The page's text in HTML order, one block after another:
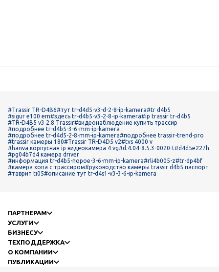
#Trassir TR-D4B6#тут tr-d4d5-v3-d-2-8-ip-kamera#tr d4b5
#sigur e100 em#здесь tr-d4b5-v3-2-8-ip-kamera#ip trassir tr-d4b5
#TR-D4B5 v3 2.8 Trassir#видеонаблюдение купить трассир
#подробнее tr-d4b5-3-6-mm-ip-kamera
#подробнее tr-d4d5-2-8-mm-ip-kamera#подробнее trassir-trend-pro
#trassir камеры 180#Trassir TR-D4D5 v2#tvs 4000 v
#hanva корпусная ip видеокамера 4 vg#d.4.04-8.5.3-0020-t#d4d5e227h
#pg04b7d4 камера driver
#информация tr-d4b5-nopoe-3-6-mm-ip-kamera#rli4b005-z#tr-dp4bf
#камера хопа с трассиром#руководство камеры trassir d4b5 паспорт
#таврит ti05#описание тут tr-d4s1-v3-3-6-ip-kamera
ПАРТНЕРАМ
УСЛУГИ
БИЗНЕСУ
ТЕХПОДДЕРЖКА
О КОМПАНИИ
ПУБЛИКАЦИИ